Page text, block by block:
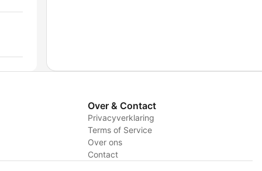
Over & Contact
Privacyverklaring
Terms of Service
Over ons
Contact